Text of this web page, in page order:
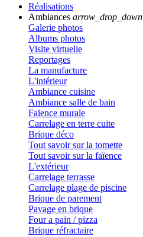
Réalisations
Ambiances arrow_drop_down
Galerie photos
Albums photos
Visite virtuelle
Reportages
La manufacture
L'intérieur
Ambiance cuisine
Ambiance salle de bain
Faïence murale
Carrelage en terre cuite
Brique déco
Tout savoir sur la tomette
Tout savoir sur la faïence
L'extérieur
Carrelage terrasse
Carrelage plage de piscine
Brique de parement
Pavage en brique
Four a pain / pizza
Brique réfractaire